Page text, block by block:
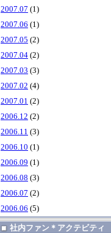
2007.07 (1)
2007.06 (1)
2007.05 (2)
2007.04 (2)
2007.03 (3)
2007.02 (4)
2007.01 (2)
2006.12 (2)
2006.11 (3)
2006.10 (1)
2006.09 (1)
2006.08 (3)
2006.07 (2)
2006.06 (5)
社内ファン＊アクテビティ